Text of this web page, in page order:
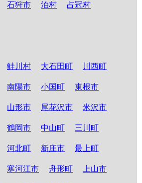
石狩市 泊村 占冠村
鮭川村 大石田町 川西町
南陽市 小国町 東根市
山形市 尾花沢市 米沢市
鶴岡市 中山町 三川町
河北町 新庄市 最上町
寒河江市 舟形町 上山市